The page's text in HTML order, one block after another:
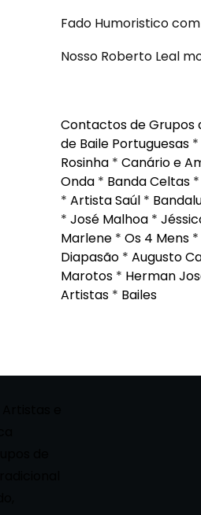
Fado Humoristico
Nosso Roberto Leal
Contactos de Grupos
de Baile Portuguesas *
Rosinha * Canário e
Onda * Banda Celtas *
* Artista Saúl *
* José Malhoa *
Marlene * Os 4 Mens *
Diapasão * Augusto
Marotos * Herman
Artistas * Bailes